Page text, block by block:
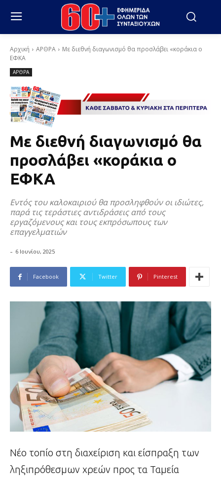
Αρχική ΑΡΘΡΑ
Με διεθνή διαγωνισμό θα προσλάβει «κοράκια ο
ΕΦΚΑ
ΑΡΘΡΑ
Με διεθνή διαγωνισμό θα
προσλάβει «κοράκια ο
ΕΦΚΑ
Εντός του καλοκαιριού θα προσληφθούν οι ιδιώτες,
παρά τις τεράστιες αντιδράσεις από τους
εργαζόμενους και τους εκπρόσωπους των
επαγγελματιών
- 6 Ιουνίου, 2025
Facebook Twitter Pinterest
Νέο τοπίο στη διαχείριση και είσπραξη των
ληξιπρόθεσμων χρεών προς τα Ταμεία